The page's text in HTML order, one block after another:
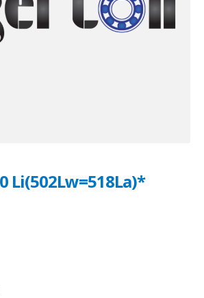
Li(502Lw=518La)*